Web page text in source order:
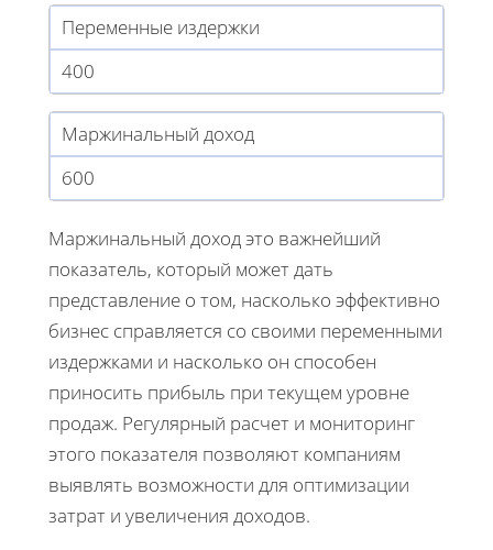
Переменные издержки
400
Маржинальный доход
600
Маржинальный доход это важнейший
показатель, который может дать
представление о том, насколько эффективно
бизнес справляется со своими переменными
издержками и насколько он способен
приносить прибыль при текущем уровне
продаж. Регулярный расчет и мониторинг
этого показателя позволяют компаниям
выявлять возможности для оптимизации
затрат и увеличения доходов.